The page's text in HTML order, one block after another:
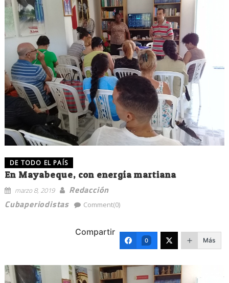
DE TODO EL PAÍS
En Mayabeque, con energía martiana
marzo 8, 2019
Redacción
Cubaperiodistas
Comment(0)
Compartir
0 Más